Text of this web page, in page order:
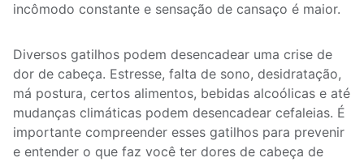
incômodo constante e sensação de cansaço é maior.
Diversos gatilhos podem desencadear uma crise de
dor de cabeça. Estresse, falta de sono, desidratação,
má postura, certos alimentos, bebidas alcoólicas e até
mudanças climáticas podem desencadear cefaleias. É
importante compreender esses gatilhos para prevenir
e entender o que faz você ter dores de cabeça de